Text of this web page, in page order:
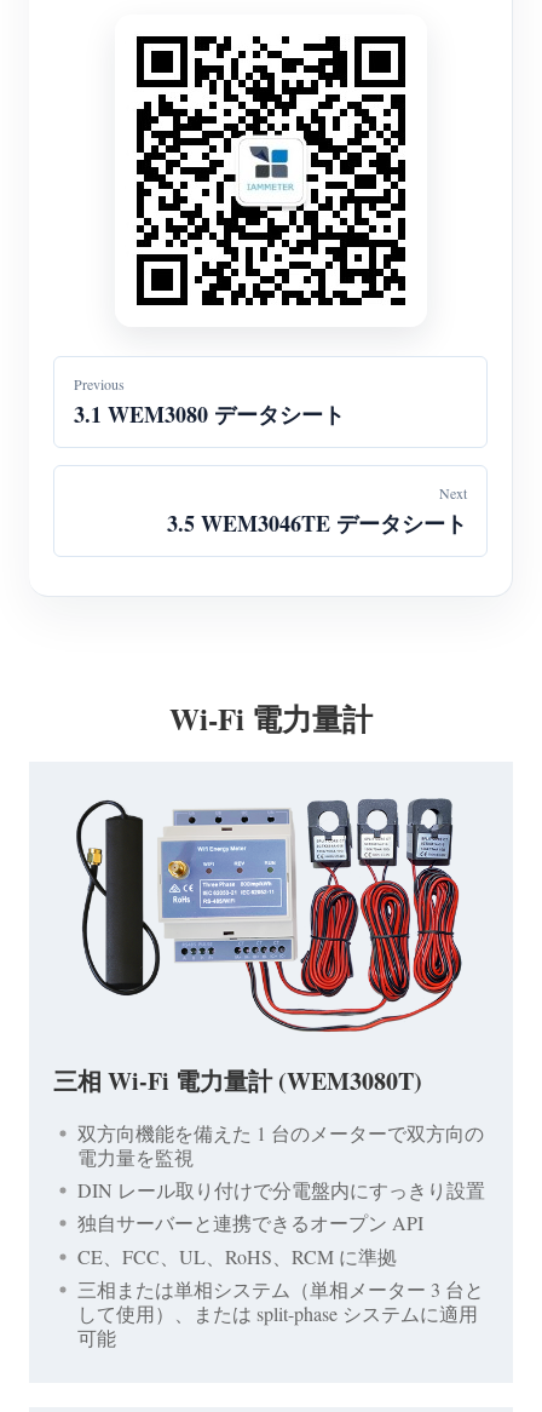
Previous
3.1 WEM3080 データシート
Next
3.5 WEM3046TE データシート
Wi-Fi 電力量計
三相 Wi-Fi 電力量計 (WEM3080T)
双方向機能を備えた 1 台のメーターで双方向の
電力量を監視
DIN レール取り付けで分電盤内にすっきり設置
独自サーバーと連携できるオープン API
CE、FCC、UL、RoHS、RCM に準拠
三相または単相システム（単相メーター 3 台と
して使用）、または split-phase システムに適用
可能